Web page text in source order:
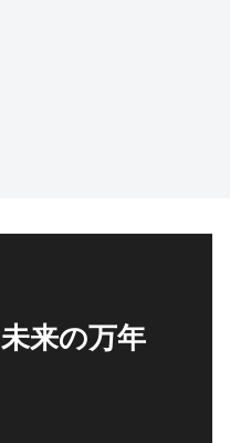
来の万年